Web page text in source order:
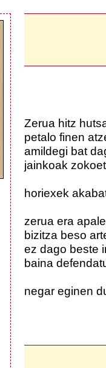
Zerua hitz
petalo finen
amildegi bat
jainkoak
horiexek
zerua era
bizitza beso
ez dago beste
baina
negar eginen